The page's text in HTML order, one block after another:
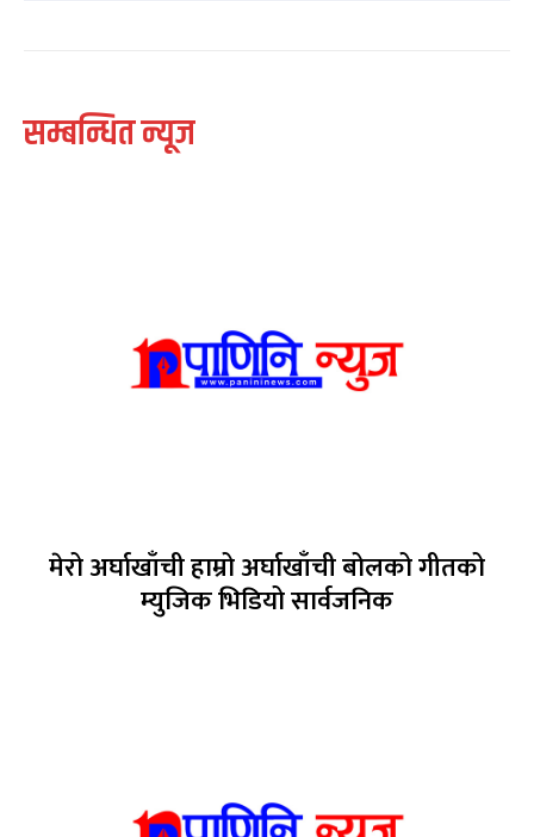
सम्बन्धित न्यूज
मेरो अर्घाखाँची हाम्रो अर्घाखाँची बोलको गीतको
म्युजिक भिडियो सार्वजनिक